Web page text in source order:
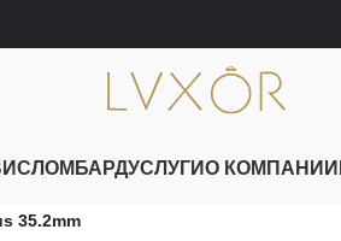
ЛОМБАРДУСЛУГИО КОМПАНИИ
35.2mm